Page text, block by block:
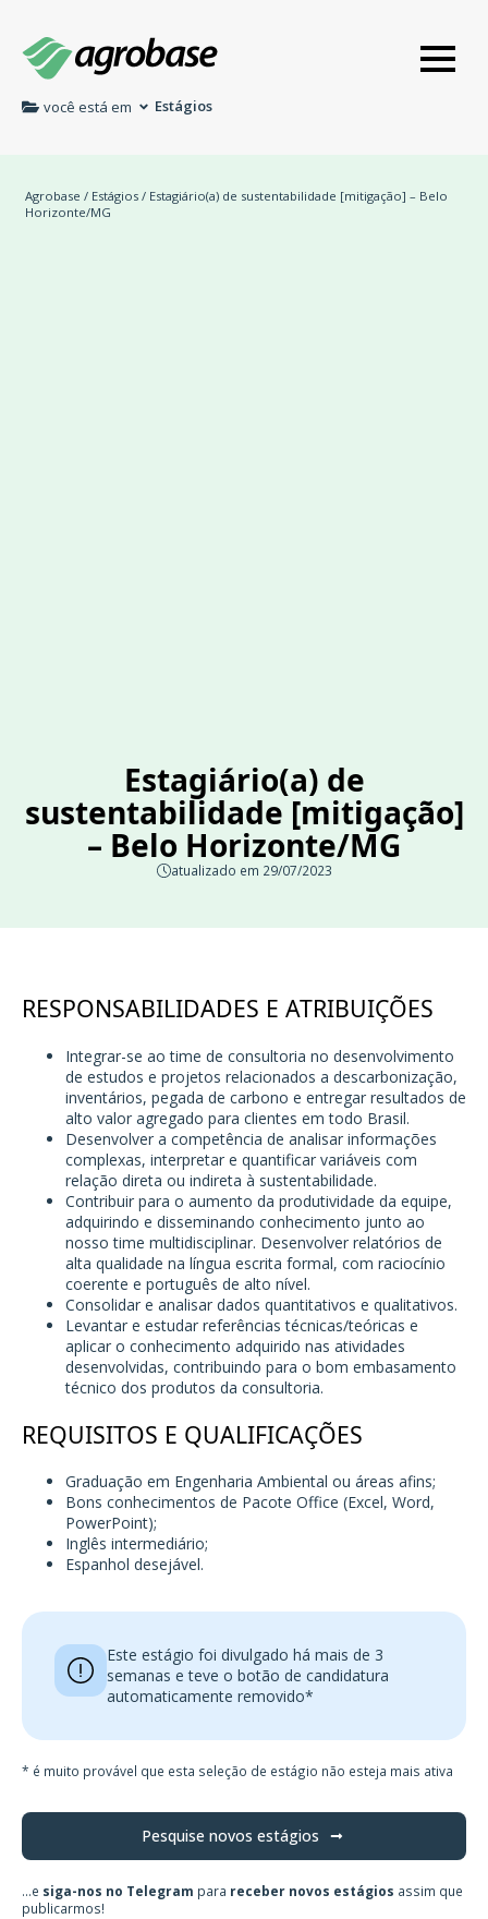
você está em Estágios
Agrobase / Estágios / Estagiário(a) de sustentabilidade [mitigação] – Belo
Horizonte/MG
Estagiário(a) de
sustentabilidade [mitigação]
– Belo Horizonte/MG
atualizado em 29/07/2023
RESPONSABILIDADES E ATRIBUIÇÕES
Integrar-se ao time de consultoria no desenvolvimento
de estudos e projetos relacionados a descarbonização,
inventários, pegada de carbono e entregar resultados de
alto valor agregado para clientes em todo Brasil.
Desenvolver a competência de analisar informações
complexas, interpretar e quantificar variáveis com
relação direta ou indireta à sustentabilidade.
Contribuir para o aumento da produtividade da equipe,
adquirindo e disseminando conhecimento junto ao
nosso time multidisciplinar. Desenvolver relatórios de
alta qualidade na língua escrita formal, com raciocínio
coerente e português de alto nível.
Consolidar e analisar dados quantitativos e qualitativos.
Levantar e estudar referências técnicas/teóricas e
aplicar o conhecimento adquirido nas atividades
desenvolvidas, contribuindo para o bom embasamento
técnico dos produtos da consultoria.
REQUISITOS E QUALIFICAÇÕES
Graduação em Engenharia Ambiental ou áreas afins;
Bons conhecimentos de Pacote Office (Excel, Word,
PowerPoint);
Inglês intermediário;
Espanhol desejável.
Este estágio foi divulgado há mais de 3
semanas e teve o botão de candidatura
automaticamente removido*
* é muito provável que esta seleção de estágio não esteja mais ativa
Pesquise novos estágios
...e siga-nos no Telegram para receber novos estágios assim que
publicarmos!